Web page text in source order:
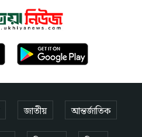
জাতীয় আন্তর্জাতিক